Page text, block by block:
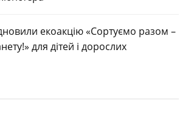
екоакцію «Сортуємо разом –
для дітей і дорослих